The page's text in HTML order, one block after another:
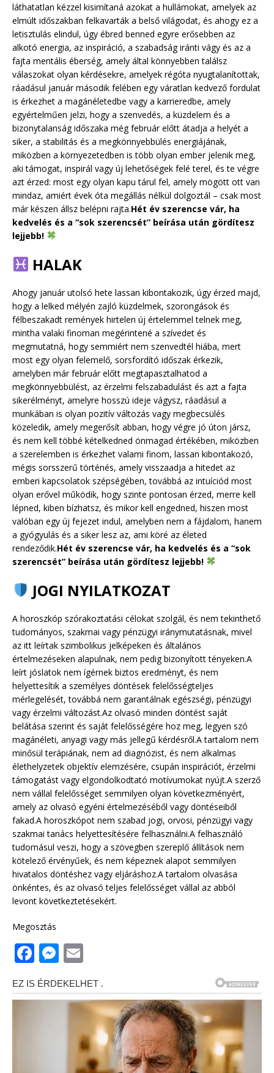
láthatatlan kézzel kisimítaná azokat a hullámokat, amelyek az
elmúlt időszakban felkavarták a belső világodat, és ahogy ez a
letisztulás elindul, úgy ébred benned egyre erősebben az
alkotó energia, az inspiráció, a szabadság iránti vágy és az a
fajta mentális éberség, amely által könnyebben találsz
válaszokat olyan kérdésekre, amelyek régóta nyugtalanítottak,
ráadásul január második felében egy váratlan kedvező fordulat
is érkezhet a magánéletedbe vagy a karrieredbe, amely
egyértelműen jelzi, hogy a szenvedés, a küzdelem és a
bizonytalanság időszaka még február előtt átadja a helyét a
siker, a stabilitás és a megkönnyebbülés energiájának,
miközben a környezetedben is több olyan ember jelenik meg,
aki támogat, inspirál vagy új lehetőségek felé terel, és te végre
azt érzed: most egy olyan kapu tárul fel, amely mögött ott van
mindaz, amiért évek óta megállás nélkül dolgoztál – csak most
már készen állsz belépni rajta.Hét év szerencse vár, ha
kedvelés és a “sok szerencsét” beírása után gördítesz
lejjebb!
HALAK
Ahogy január utolsó hete lassan kibontakozik, úgy érzed majd,
hogy a lelked mélyén zajló küzdelmek, szorongások és
félbeszakadt remények hirtelen új értelemmel telnek meg,
mintha valaki finoman megérintené a szívedet és
megmutatná, hogy semmiért nem szenvedtél hiába, mert
most egy olyan felemelő, sorsfordító időszak érkezik,
amelyben már február előtt megtapasztalhatod a
megkönnyebbülést, az érzelmi felszabadulást és azt a fajta
sikerélményt, amelyre hosszú ideje vágysz, ráadásul a
munkában is olyan pozitív változás vagy megbecsülés
közeledik, amely megerősít abban, hogy végre jó úton jársz,
és nem kell többé kételkedned önmagad értékében, miközben
a szerelemben is érkezhet valami finom, lassan kibontakozó,
mégis sorsszerű történés, amely visszaadja a hitedet az
emberi kapcsolatok szépségében, továbbá az intuíciód most
olyan erővel működik, hogy szinte pontosan érzed, merre kell
lépned, kiben bízhatsz, és mikor kell engedned, hiszen most
valóban egy új fejezet indul, amelyben nem a fájdalom, hanem
a gyógyulás és a siker lesz az, ami köré az életed
rendeződik.Hét év szerencse vár, ha kedvelés és a “sok
szerencsét” beírása után gördítesz lejjebb!
JOGI NYILATKOZAT
A horoszkóp szórakoztatási célokat szolgál, és nem tekinthető
tudományos, szakmai vagy pénzügyi iránymutatásnak, mivel
az itt leírtak szimbolikus jelképeken és általános
értelmezéseken alapulnak, nem pedig bizonyított tényeken.A
leírt jóslatok nem ígérnek biztos eredményt, és nem
helyettesítik a személyes döntések felelősségteljes
mérlegelését, továbbá nem garantálnak egészségi, pénzügyi
vagy érzelmi változást.Az olvasó minden döntést saját
belátása szerint és saját felelősségére hoz meg, legyen szó
magánéleti, anyagi vagy más jellegű kérdésről.A tartalom nem
minősül terápiának, nem ad diagnózist, és nem alkalmas
élethelyzetek objektív elemzésére, csupán inspirációt, érzelmi
támogatást vagy elgondolkodtató motívumokat nyújt.A szerző
nem vállal felelősséget semmilyen olyan következményért,
amely az olvasó egyéni értelmezéséből vagy döntéseiből
fakad.A horoszkópot nem szabad jogi, orvosi, pénzügyi vagy
szakmai tanács helyettesítésére felhasználni.A felhasználó
tudomásul veszi, hogy a szövegben szereplő állítások nem
kötelező érvényűek, és nem képeznek alapot semmilyen
hivatalos döntéshez vagy eljáráshoz.A tartalom olvasása
önkéntes, és az olvasó teljes felelősséget vállal az abból
levont következtetésekért.
Megosztás
F
a
c
M
ss
e
ai
l